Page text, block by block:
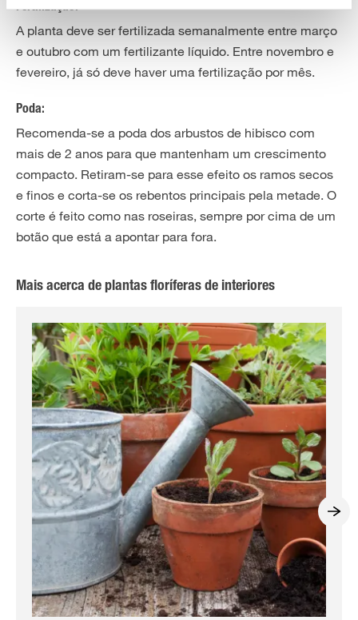
Fertilização:
A planta deve ser fertilizada semanalmente entre março
e outubro com um fertilizante líquido. Entre novembro e
fevereiro, já só deve haver uma fertilização por mês.
Poda:
Recomenda-se a poda dos arbustos de hibisco com
mais de 2 anos para que mantenham um crescimento
compacto. Retiram-se para esse efeito os ramos secos
e finos e corta-se os rebentos principais pela metade. O
corte é feito como nas roseiras, sempre por cima de um
botão que está a apontar para fora.
Mais acerca de plantas floríferas de interiores